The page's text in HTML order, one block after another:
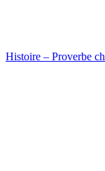
Histoire – Proverbe